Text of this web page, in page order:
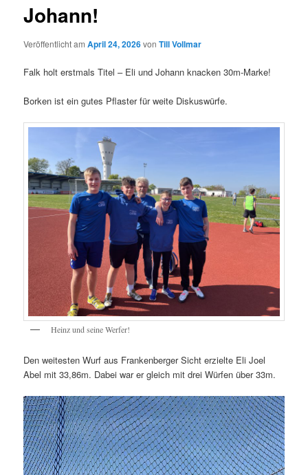
Johann!
Veröffentlicht amApril 24, 2026vonTill Vollmar
Falk holt erstmals Titel – Eli und Johann knacken 30m-Marke!
Borken ist ein gutes Pflaster für weite Diskuswürfe.
Heinz und seine Werfer!
Den weitesten Wurf aus Frankenberger Sicht erzielte Eli Joel
Abel mit 33,86m. Dabei war er gleich mit drei Würfen über 33m.